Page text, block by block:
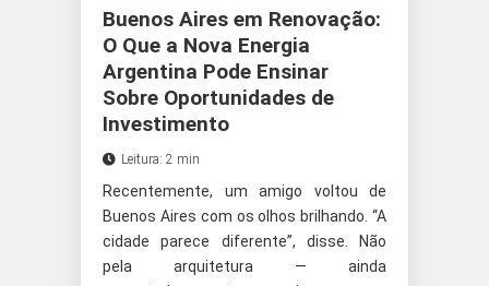
Buenos Aires em Renovação:
O Que a Nova Energia
Argentina Pode Ensinar
Sobre Oportunidades de
Investimento
Leitura: 2 min
Recentemente, um amigo voltou de
Buenos Aires com os olhos brilhando. “A
cidade parece diferente”, disse. Não
pela arquitetura — ainda